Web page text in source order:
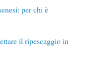
per chi è
il ripescaggio in